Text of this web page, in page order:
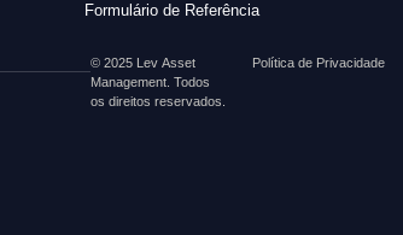
Formulário de Referência
© 2025 Lev Asset
Management. Todos
os direitos reservados.
Política de Privacidade